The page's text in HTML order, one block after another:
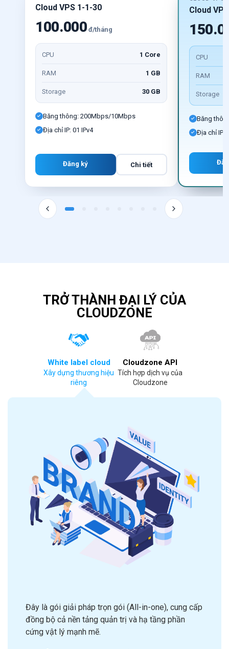
Cloud VPS 1-1-30
100.000 đ/tháng
CPU 1 Core
RAM 1 GB
Storage 30 GB
Băng thông: 200Mbps/10Mbps
Địa chỉ IP: 01 IPv4
Đăng ký Chi tiết
Cloud
CPU
RAM
Storage
Băng
Địa chỉ IP:
TRỞ THÀNH ĐẠI LÝ CỦA
CLOUDZONE
White label cloud
Xây dựng thương hiệu
riêng
Cloudzone API
Tích hợp dịch vụ của
Cloudzone
Đây là gói giải pháp trọn gói (All-in-one), cung cấp
đồng bộ cả nền tảng quản trị và hạ tầng phần
cứng vật lý mạnh mẽ.